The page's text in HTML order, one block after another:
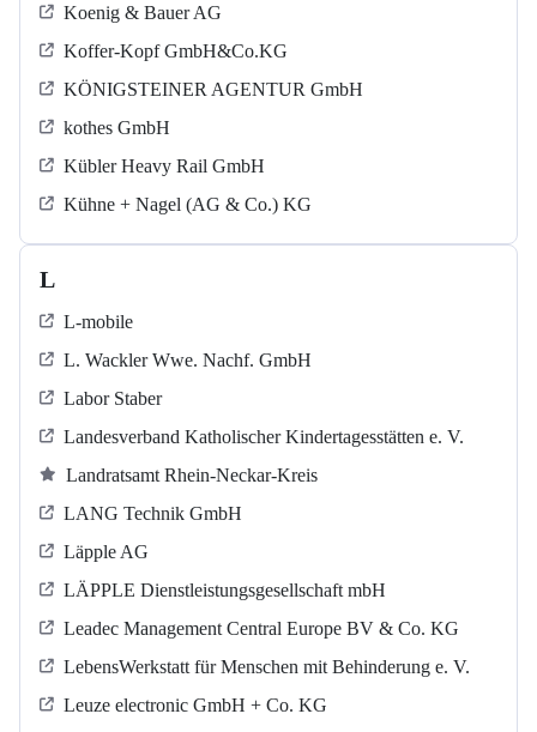
Koenig & Bauer AG
Koffer-Kopf GmbH&Co.KG
KÖNIGSTEINER AGENTUR GmbH
kothes GmbH
Kübler Heavy Rail GmbH
Kühne + Nagel (AG & Co.) KG
L
L-mobile
L. Wackler Wwe. Nachf. GmbH
Labor Staber
Landesverband Katholischer Kindertagesstätten e. V.
Landratsamt Rhein-Neckar-Kreis
LANG Technik GmbH
Läpple AG
LÄPPLE Dienstleistungsgesellschaft mbH
Leadec Management Central Europe BV & Co. KG
LebensWerkstatt für Menschen mit Behinderung e. V.
Leuze electronic GmbH + Co. KG